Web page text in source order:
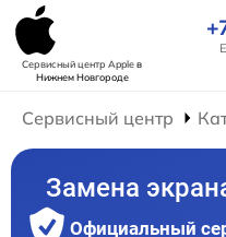
Сервисный центр Appleв
Нижнем Новгороде
Сервисный центр
Замена
Официальный